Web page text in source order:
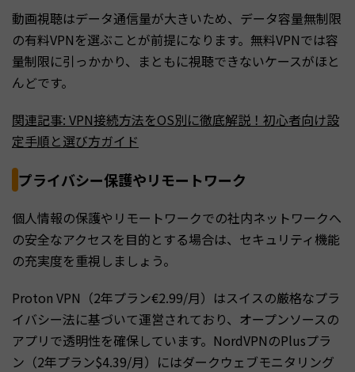
動画視聴はデータ通信量が大きいため、データ容量無制限
の有料VPNを選ぶことが前提になります。無料VPNでは容
量制限に引っかかり、まともに視聴できないケースがほと
んどです。
関連記事: VPN接続方法をOS別に徹底解説！初心者向け設
定手順と選び方ガイド
プライバシー保護やリモートワーク
個人情報の保護やリモートワークでの社内ネットワークへ
の安全なアクセスを目的とする場合は、セキュリティ機能
の充実度を重視しましょう。
Proton VPN（2年プラン€2.99/月）はスイスの厳格なプラ
イバシー法に基づいて運営されており、オープンソースの
アプリで透明性を確保しています。NordVPNのPlusプラ
ン（2年プラン$4.39/月）にはダークウェブモニタリング